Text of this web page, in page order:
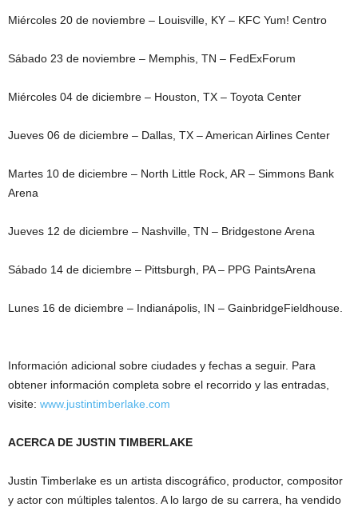
Miércoles 20 de noviembre – Louisville, KY – KFC Yum! Centro
Sábado 23 de noviembre – Memphis, TN – FedExForum
Miércoles 04 de diciembre – Houston, TX – Toyota Center
Jueves 06 de diciembre – Dallas, TX – American Airlines Center
Martes 10 de diciembre – North Little Rock, AR – Simmons Bank
Arena
Jueves 12 de diciembre – Nashville, TN – Bridgestone Arena
Sábado 14 de diciembre – Pittsburgh, PA – PPG PaintsArena
Lunes 16 de diciembre – Indianápolis, IN – GainbridgeFieldhouse.
Información adicional sobre ciudades y fechas a seguir. Para
obtener información completa sobre el recorrido y las entradas,
visite: www.justintimberlake.com
ACERCA DE JUSTIN TIMBERLAKE
Justin Timberlake es un artista discográfico, productor, compositor
y actor con múltiples talentos. A lo largo de su carrera, ha vendido